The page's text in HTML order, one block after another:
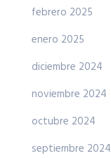
febrero 2025
enero 2025
diciembre 2024
noviembre 2024
octubre 2024
septiembre 2024